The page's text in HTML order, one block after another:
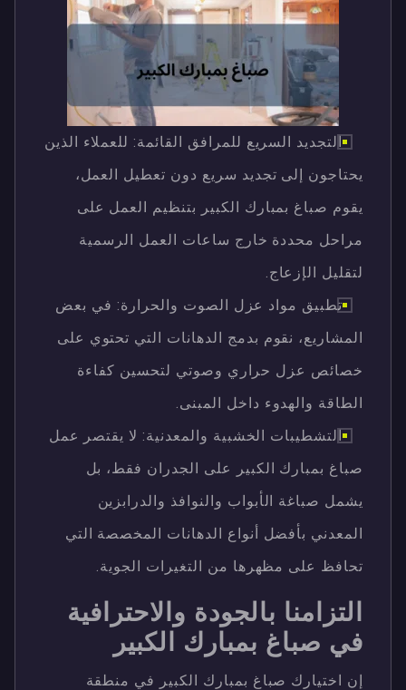
التجديد السريع للمرافق القائمة: للعملاء الذين
يحتاجون إلى تجديد سريع دون تعطيل العمل،
يقوم صباغ بمبارك الكبير بتنظيم العمل على
مراحل محددة خارج ساعات العمل الرسمية
لتقليل الإزعاج.
تطبيق مواد عزل الصوت والحرارة: في بعض
المشاريع، نقوم بدمج الدهانات التي تحتوي على
خصائص عزل حراري وصوتي لتحسين كفاءة
الطاقة والهدوء داخل المبنى.
التشطيبات الخشبية والمعدنية: لا يقتصر عمل
صباغ بمبارك الكبير على الجدران فقط، بل
يشمل صباغة الأبواب والنوافذ والدرابزين
المعدني بأفضل أنواع الدهانات المخصصة التي
تحافظ على مظهرها من التغيرات الجوية.
التزامنا بالجودة والاحترافية
في صباغ بمبارك الكبير
إن اختيارك صباغ بمبارك الكبير في منطقة